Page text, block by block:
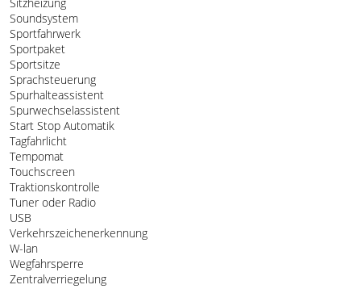
Sitzheizung
Soundsystem
Sportfahrwerk
Sportpaket
Sportsitze
Sprachsteuerung
Spurhalteassistent
Spurwechselassistent
Start Stop Automatik
Tagfahrlicht
Tempomat
Touchscreen
Traktionskontrolle
Tuner oder Radio
USB
Verkehrszeichenerkennung
W-lan
Wegfahrsperre
Zentralverriegelung